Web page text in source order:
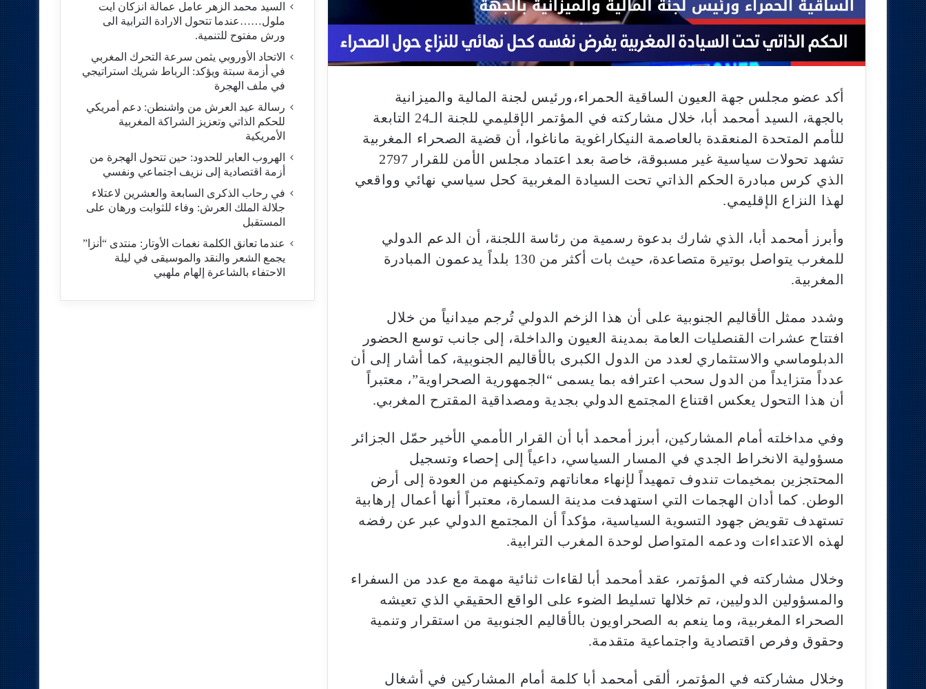
أكد عضو مجلس جهة العيون الساقية الحمراء،ورئيس لجنة المالية والميزانية
بالجهة، السيد أمحمد أبا، خلال مشاركته في المؤتمر الإقليمي للجنة الـ24 التابعة
للأمم المتحدة المنعقدة بالعاصمة النيكاراغوية ماناغوا، أن قضية الصحراء المغربية
تشهد تحولات سياسية غير مسبوقة، خاصة بعد اعتماد مجلس الأمن للقرار 2797
الذي كرس مبادرة الحكم الذاتي تحت السيادة المغربية كحل سياسي نهائي وواقعي
لهذا النزاع الإقليمي.
وأبرز أمحمد أبا، الذي شارك بدعوة رسمية من رئاسة اللجنة، أن الدعم الدولي
للمغرب يتواصل بوتيرة متصاعدة، حيث بات أكثر من 130 بلداً يدعمون المبادرة
المغربية.
وشدد ممثل الأقاليم الجنوبية على أن هذا الزخم الدولي تُرجم ميدانياً من خلال
افتتاح عشرات القنصليات العامة بمدينة العيون والداخلة، إلى جانب توسع الحضور
الدبلوماسي والاستثماري لعدد من الدول الكبرى بالأقاليم الجنوبية، كما أشار إلى أن
عدداً متزايداً من الدول سحب اعترافه بما يسمى “الجمهورية الصحراوية”، معتبراً
أن هذا التحول يعكس اقتناع المجتمع الدولي بجدية ومصداقية المقترح المغربي.
وفي مداخلته أمام المشاركين، أبرز أمحمد أبا أن القرار الأممي الأخير حمّل الجزائر
مسؤولية الانخراط الجدي في المسار السياسي، داعياً إلى إحصاء وتسجيل
المحتجزين بمخيمات تندوف تمهيداً لإنهاء معاناتهم وتمكينهم من العودة إلى أرض
الوطن. كما أدان الهجمات التي استهدفت مدينة السمارة، معتبراً أنها أعمال إرهابية
تستهدف تقويض جهود التسوية السياسية، مؤكداً أن المجتمع الدولي عبر عن رفضه
لهذه الاعتداءات ودعمه المتواصل لوحدة المغرب الترابية.
وخلال مشاركته في المؤتمر، عقد أمحمد أبا لقاءات ثنائية مهمة مع عدد من السفراء
والمسؤولين الدوليين، تم خلالها تسليط الضوء على الواقع الحقيقي الذي تعيشه
الصحراء المغربية، وما ينعم به الصحراويون بالأقاليم الجنوبية من استقرار وتنمية
وحقوق وفرص اقتصادية واجتماعية متقدمة.
وخلال مشاركته في المؤتمر، ألقى أمحمد أبا كلمة أمام المشاركين في أشغال
السيد محمد الزهر عامل عمالة انزكان ايت
ملول……عندما تتحول الارادة الترابية الى
ورش مفتوح للتنمية.
الاتحاد الأوروبي يثمن سرعة التحرك المغربي
في أزمة سبتة ويؤكد: الرباط شريك استراتيجي
في ملف الهجرة
رسالة عيد العرش من واشنطن: دعم أمريكي
للحكم الذاتي وتعزيز الشراكة المغربية
الأمريكية
​الهروب العابر للحدود: حين تتحول الهجرة من
أزمة اقتصادية إلى نزيف اجتماعي ونفسي
في رحاب الذكرى السابعة والعشرين لاعتلاء
جلالة الملك العرش: وفاء للثوابت ورهان على
المستقبل
​عندما تعانق الكلمة نغمات الأوتار: منتدى “أنزا”
يجمع الشعر والنقد والموسيقى في ليلة
الاحتفاء بالشاعرة إلهام ملهبي